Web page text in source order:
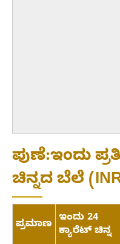
ಪುಣೆ:ಇಂದು
ಚಿನ್ನದ ಬೆಲೆ
ಪ್ರಮಾಣ ಇಂದು 24
ಕ್ಯಾರೆಟ್ ಚಿನ್ನ